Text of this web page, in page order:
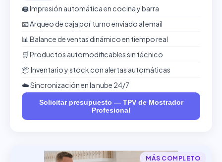
🖨️ Impresión automática en cocina y barra
📧 Arqueo de caja por turno enviado al email
📊 Balance de ventas dinámico en tiempo real
🛒 Productos automodificables sin técnico
📦 Inventario y stock con alertas automáticas
☁️ Sincronización en la nube 24/7
Solicitar presupuesto — TPV de Mostrador
Profesional
MÁS COMPLETO